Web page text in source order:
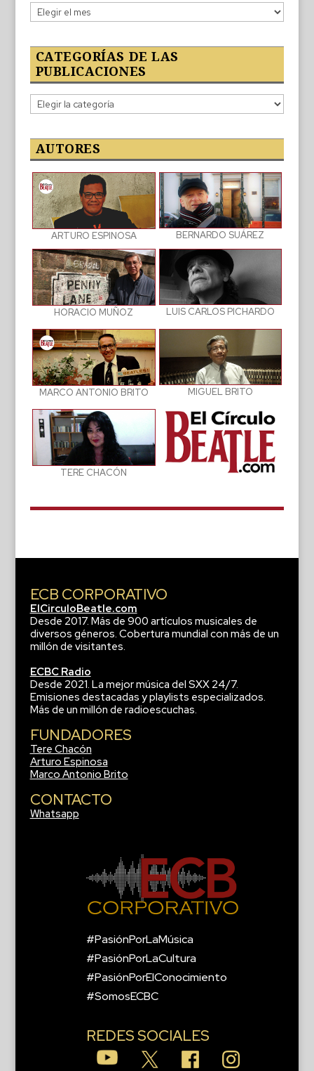
Lo
publicado
CATEGORÍAS DE LAS
PUBLICACIONES
Categorías
de
publicaciones
AUTORES
ARTURO ESPINOSA BERNARDO SUÁREZ
HORACIO MUÑOZ LUIS CARLOS PICHARDO
MARCO ANTONIO BRITO MIGUEL BRITO
TERE CHACÓN
ECB CORPORATIVO
ElCirculoBeatle.com
Desde 2017. Más de 900 artículos musicales de
diversos géneros. Cobertura mundial con más de un
millón de visitantes.
ECBC Radio
Desde 2021. La mejor música del SXX 24/7.
Emisiones destacadas y playlists especializados.
Más de un millón de radioescuchas.
FUNDADORES
Tere Chacón
Arturo Espinosa
Marco Antonio Brito
CONTACTO
Whatsapp
#PasiónPorLaMúsica
#PasiónPorLaCultura
#PasiónPorElConocimiento
#SomosECBC
REDES SOCIALES